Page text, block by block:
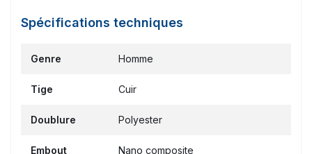
Spécifications techniques
Genre Homme
Tige Cuir
Doublure Polyester
Embout Nano composite